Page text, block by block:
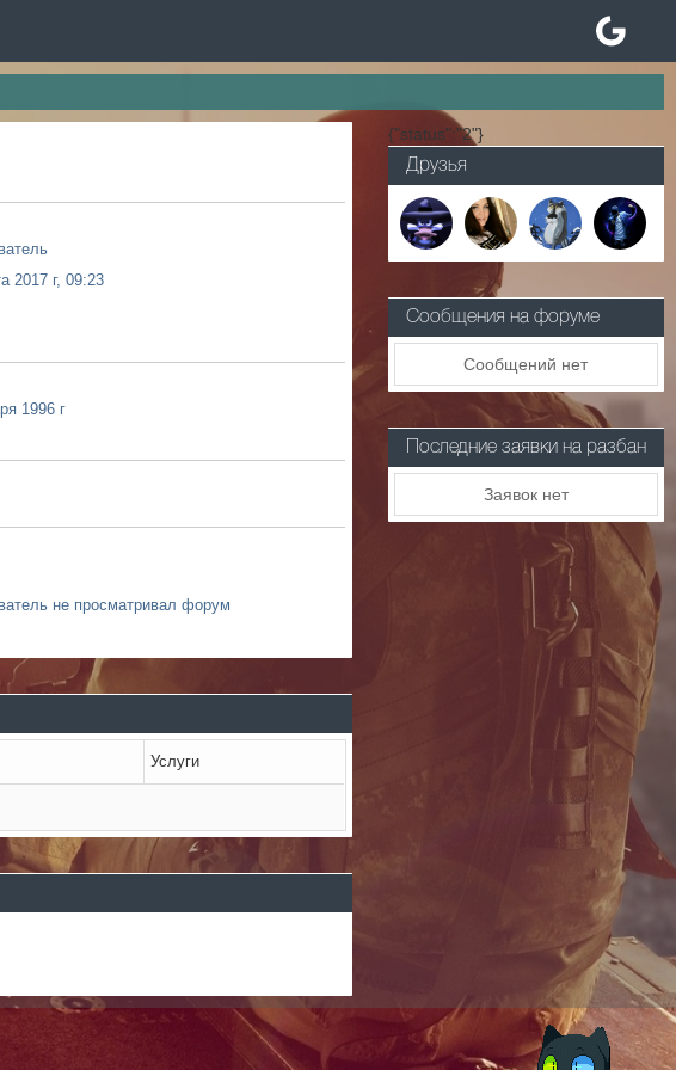
2017 г, 09:23
1996 г
не просматривал форум
Услуги
{"status":"2"}
Друзья
Сообщения на форуме
Сообщений нет
Последние заявки на разбан
Заявок нет